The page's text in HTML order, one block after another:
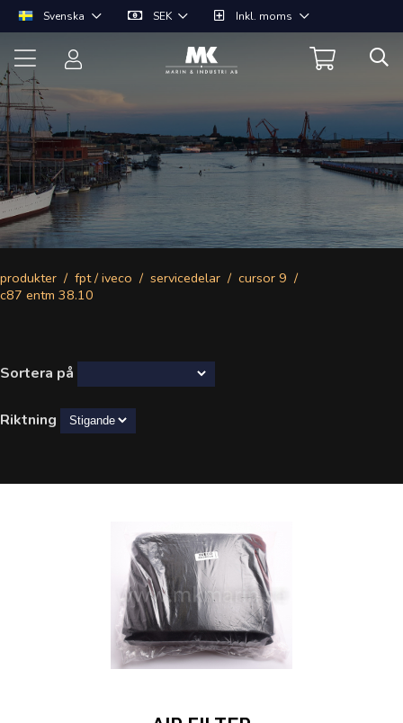
Svenska SEK Inkl. moms
produkter fpt / iveco servicedelar
cursor 9
c87 entm 38.10
Sortera på
Riktning